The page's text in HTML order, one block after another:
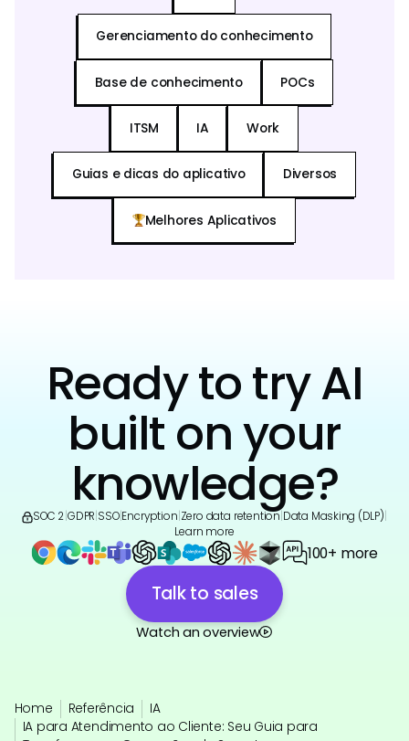
Gerenciamento do conhecimento
Base de conhecimento POCs
ITSM IA Work
Guias e dicas do aplicativo Diversos
Melhores Aplicativos
Ready to try AI
built on your
knowledge?
SOC 2 GDPR SSO|Encryption Zero data retention Data Masking (DLP)
Learn more
100+ more
Talk to sales
Watch an overview
Home Referência
IA
IA para Atendimento ao Cliente: Seu Guia para